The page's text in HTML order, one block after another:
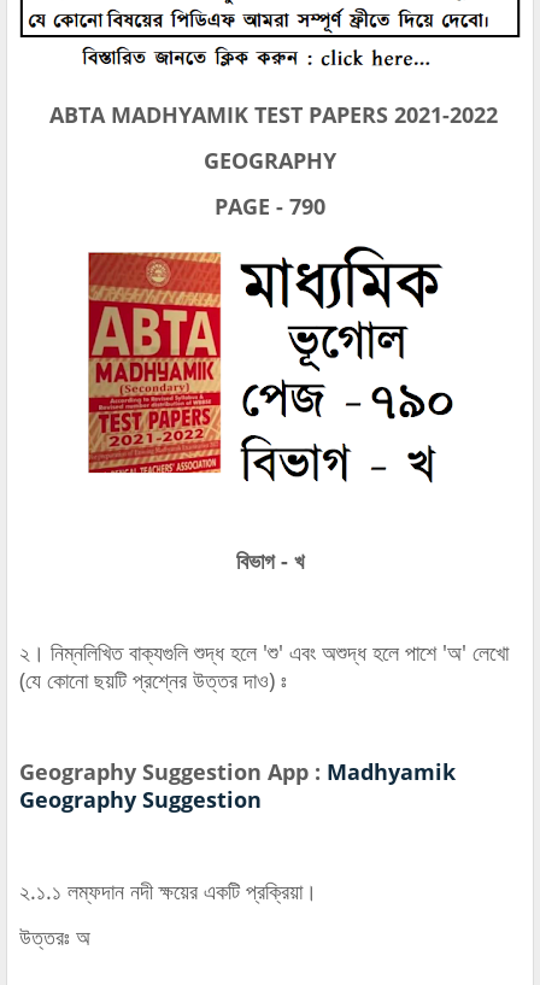
ABTA MADHYAMIK TEST PAPERS 2021-2022
GEOGRAPHY
PAGE - 790
বিভাগ - খ
২। নিম্নলিখিত বাক্যগুলি শুদ্ধ হলে 'শু' এবং অশুদ্ধ হলে পাশে 'অ' লেখো
(যে কোনো ছয়টি প্রশ্নের উত্তর দাও) ঃ
Geography Suggestion App : Madhyamik
Geography Suggestion
২.১.১ লম্ফদান নদী ক্ষয়ের একটি প্রক্রিয়া।
উত্তরঃ অ